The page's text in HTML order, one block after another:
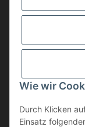
Wie wir
Durch Klicken
Einsatz
Die Ware unterliegt
Kaufpreis enthaltene